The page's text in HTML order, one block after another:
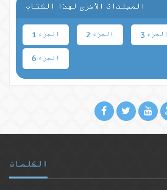
المجلدات الأخرى لهذا الكتاب
الجزء 1 الجزء 2 الجزء 3
الجزء 6
الكلمات